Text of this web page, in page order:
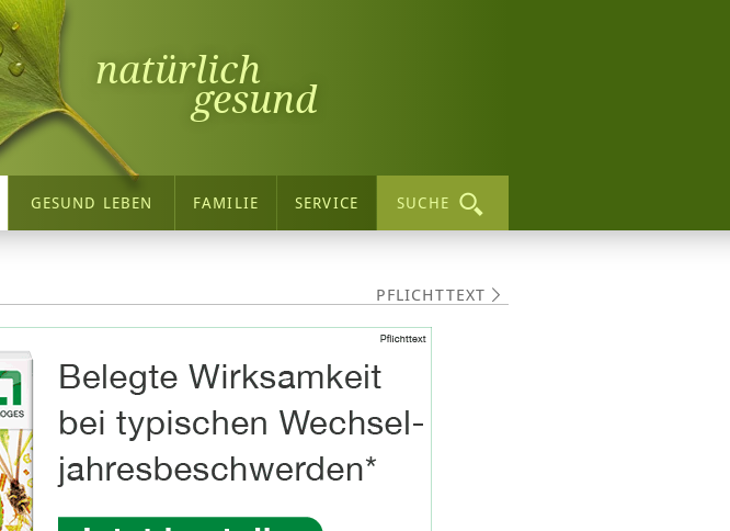
natürlich
gesund
GESUND LEBEN FAMILIE SERVICE SUCHE
PFLICHTTEXT